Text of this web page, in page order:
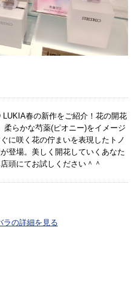
春の新作をご紹介！花の開花
柔らかな芍薬(ピオニー)をイメージ
に咲く花の佇まいを表現したトノ
登場。美しく開花していくあなた
頭にてお試しください＾＾
ラの詳細を見る